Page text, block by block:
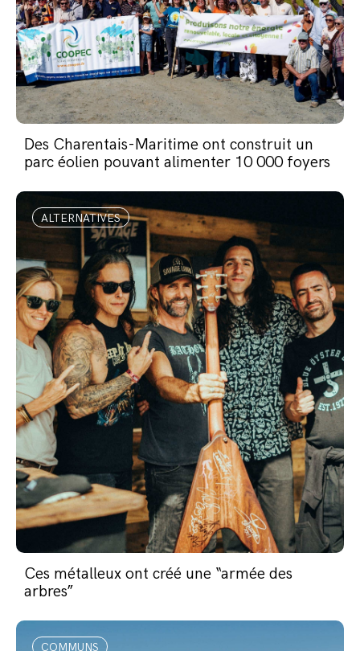
Des Charentais-Maritime ont construit un
parc éolien pouvant alimenter 10 000 foyers
ALTERNATIVES
Ces métalleux ont créé une “armée des
arbres”
COMMUNS